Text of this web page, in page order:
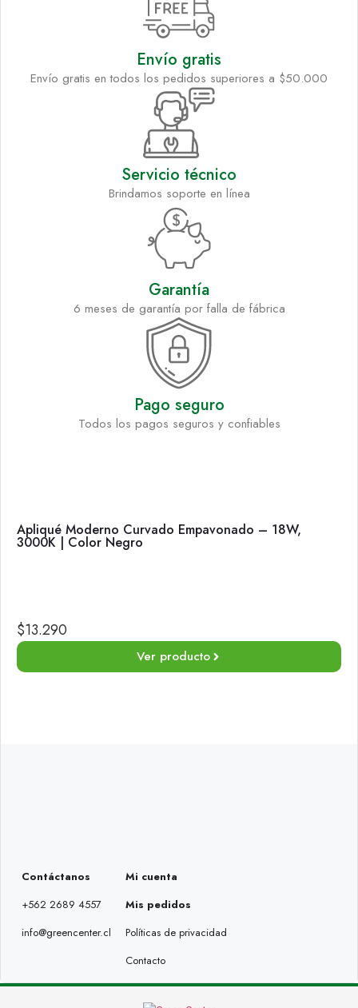
Envío gratis
Envío gratis en todos los pedidos superiores a $50.000
Servicio técnico
Brindamos soporte en línea
Garantía
6 meses de garantía por falla de fábrica
Pago seguro
Todos los pagos seguros y confiables
Apliqué Moderno Curvado Empavonado – 18W,
3000K | Color Negro
$13.290
Ver producto
Contáctanos
+562 2689 4557
info@greencenter.cl
Mi cuenta
Mis pedidos
Políticas de privacidad
Contacto